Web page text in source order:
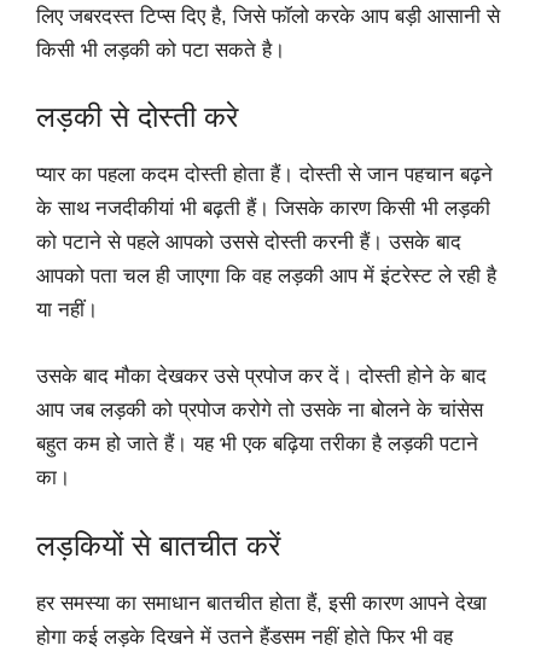
लिए जबरदस्त टिप्स दिए है, जिसे फॉलो करके आप बड़ी आसानी से
किसी भी लड़की को पटा सकते है।
लड़की से दोस्ती करे
प्यार का पहला कदम दोस्ती होता हैं। दोस्ती से जान पहचान बढ़ने
के साथ नजदीकीयां भी बढ़ती हैं। जिसके कारण किसी भी लड़की
को पटाने से पहले आपको उससे दोस्ती करनी हैं।‌ उसके बाद
आपको पता चल ही जाएगा कि वह लड़की आप में इंटरेस्ट ले रही है
या नहीं।
उसके बाद मौका देखकर उसे प्रपोज कर दें।‌ दोस्ती होने के बाद
आप जब लड़की को प्रपोज करोगे तो उसके ना बोलने के चांसेस
बहुत कम हो जाते हैं। ‌यह भी एक बढ़िया तरीका है लड़की पटाने
का। ‌
लड़कियों से बातचीत करें
हर समस्या का समाधान बातचीत होता हैं‌, इसी कारण आपने देखा
होगा कई लड़के दिखने में उतने हैंडसम नहीं होते फिर भी वह